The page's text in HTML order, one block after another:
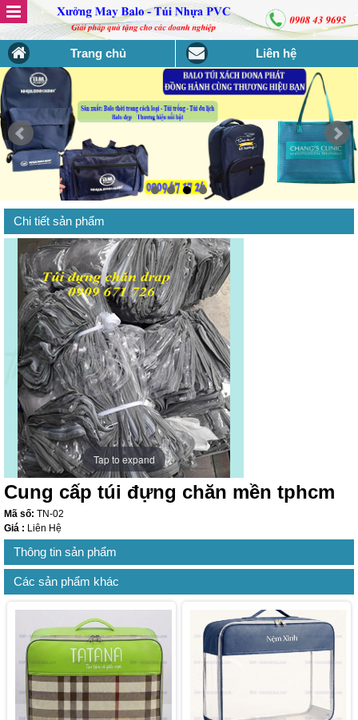
Trang chủ Liên hệ
Chi tiết sản phẩm
Tap to expand
Cung cấp túi đựng chăn mền tphcm
Mã số: TN-02
Giá : Liên Hệ
Thông tin sản phẩm
Các sản phẩm khác